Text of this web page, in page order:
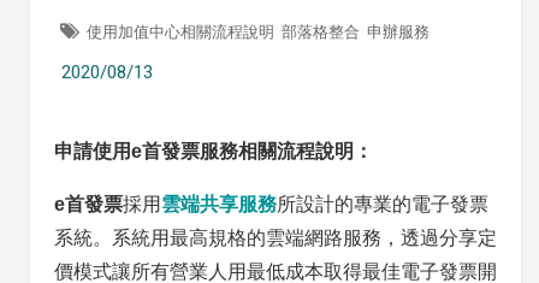
使用加值中心相關流程說明 部落格整合 申辦服務
2020/08/13
申請使用e首發票服務相關流程說明：
e首發票採用 雲端共享服務所設計的專業的電子發票
系統。系統用最高規格的雲端網路服務，透過分享定
價模式讓所有營業人用最低成本取得最佳電子發票開